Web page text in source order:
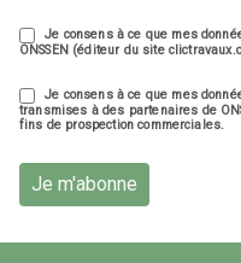
Je consens à ce que mes
ONSSEN (éditeur du site
Je consens à ce que mes
transmises à des partenaires de
fins de prospection commerciales.
Je m'abonne